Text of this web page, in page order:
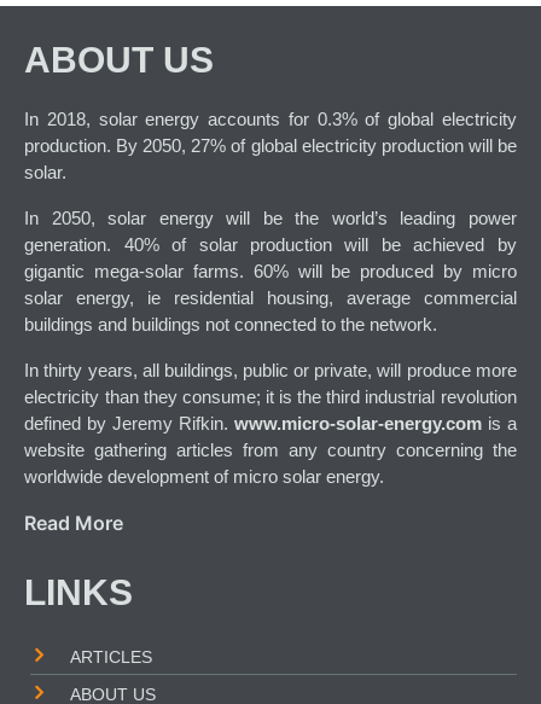
ABOUT US
In 2018, solar energy accounts for 0.3% of global electricity
production. By 2050, 27% of global electricity production will be
solar.
In 2050, solar energy will be the world’s leading power
generation. 40% of solar production will be achieved by
gigantic mega-solar farms. 60% will be produced by micro
solar energy, ie residential housing, average commercial
buildings and buildings not connected to the network.
In thirty years, all buildings, public or private, will produce more
electricity than they consume; it is the third industrial revolution
defined by Jeremy Rifkin. www.micro-solar-energy.comis a
website gathering articles from any country concerning the
worldwide development of micro solar energy.
Read More
LINKS
ARTICLES
ABOUT US